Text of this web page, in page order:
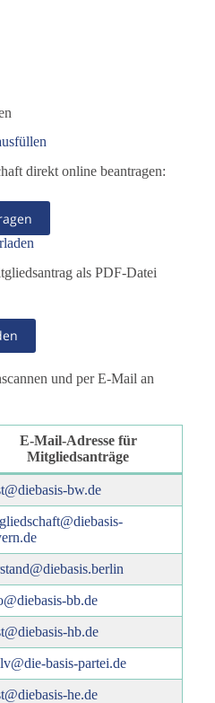
direkt online beantragen:
als PDF-Datei
und per E-Mail an
E-Mail-Adresse für
Mitgliedsanträge
bw.de
bb.de
hb.de
basis-partei.de
he.de